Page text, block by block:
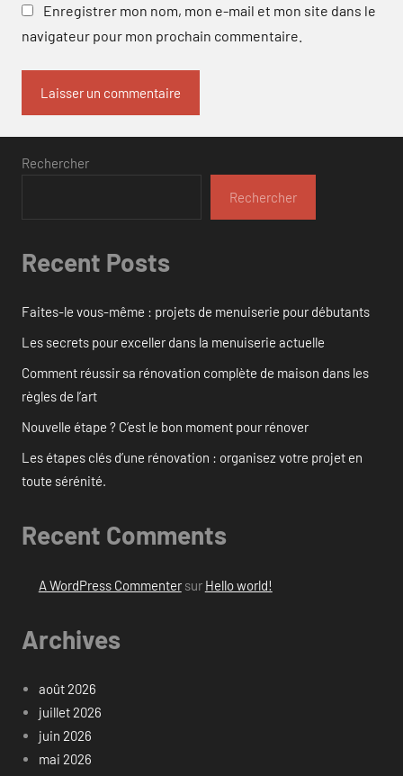
Enregistrer mon nom, mon e-mail et mon site dans le
navigateur pour mon prochain commentaire.
Rechercher
Rechercher
Recent Posts
Faites-le vous-même : projets de menuiserie pour débutants
Les secrets pour exceller dans la menuiserie actuelle
Comment réussir sa rénovation complète de maison dans les
règles de l’art
Nouvelle étape ? C’est le bon moment pour rénover
Les étapes clés d’une rénovation : organisez votre projet en
toute sérénité.
Recent Comments
A WordPress Commentersur Hello world!
Archives
août 2026
juillet 2026
juin 2026
mai 2026